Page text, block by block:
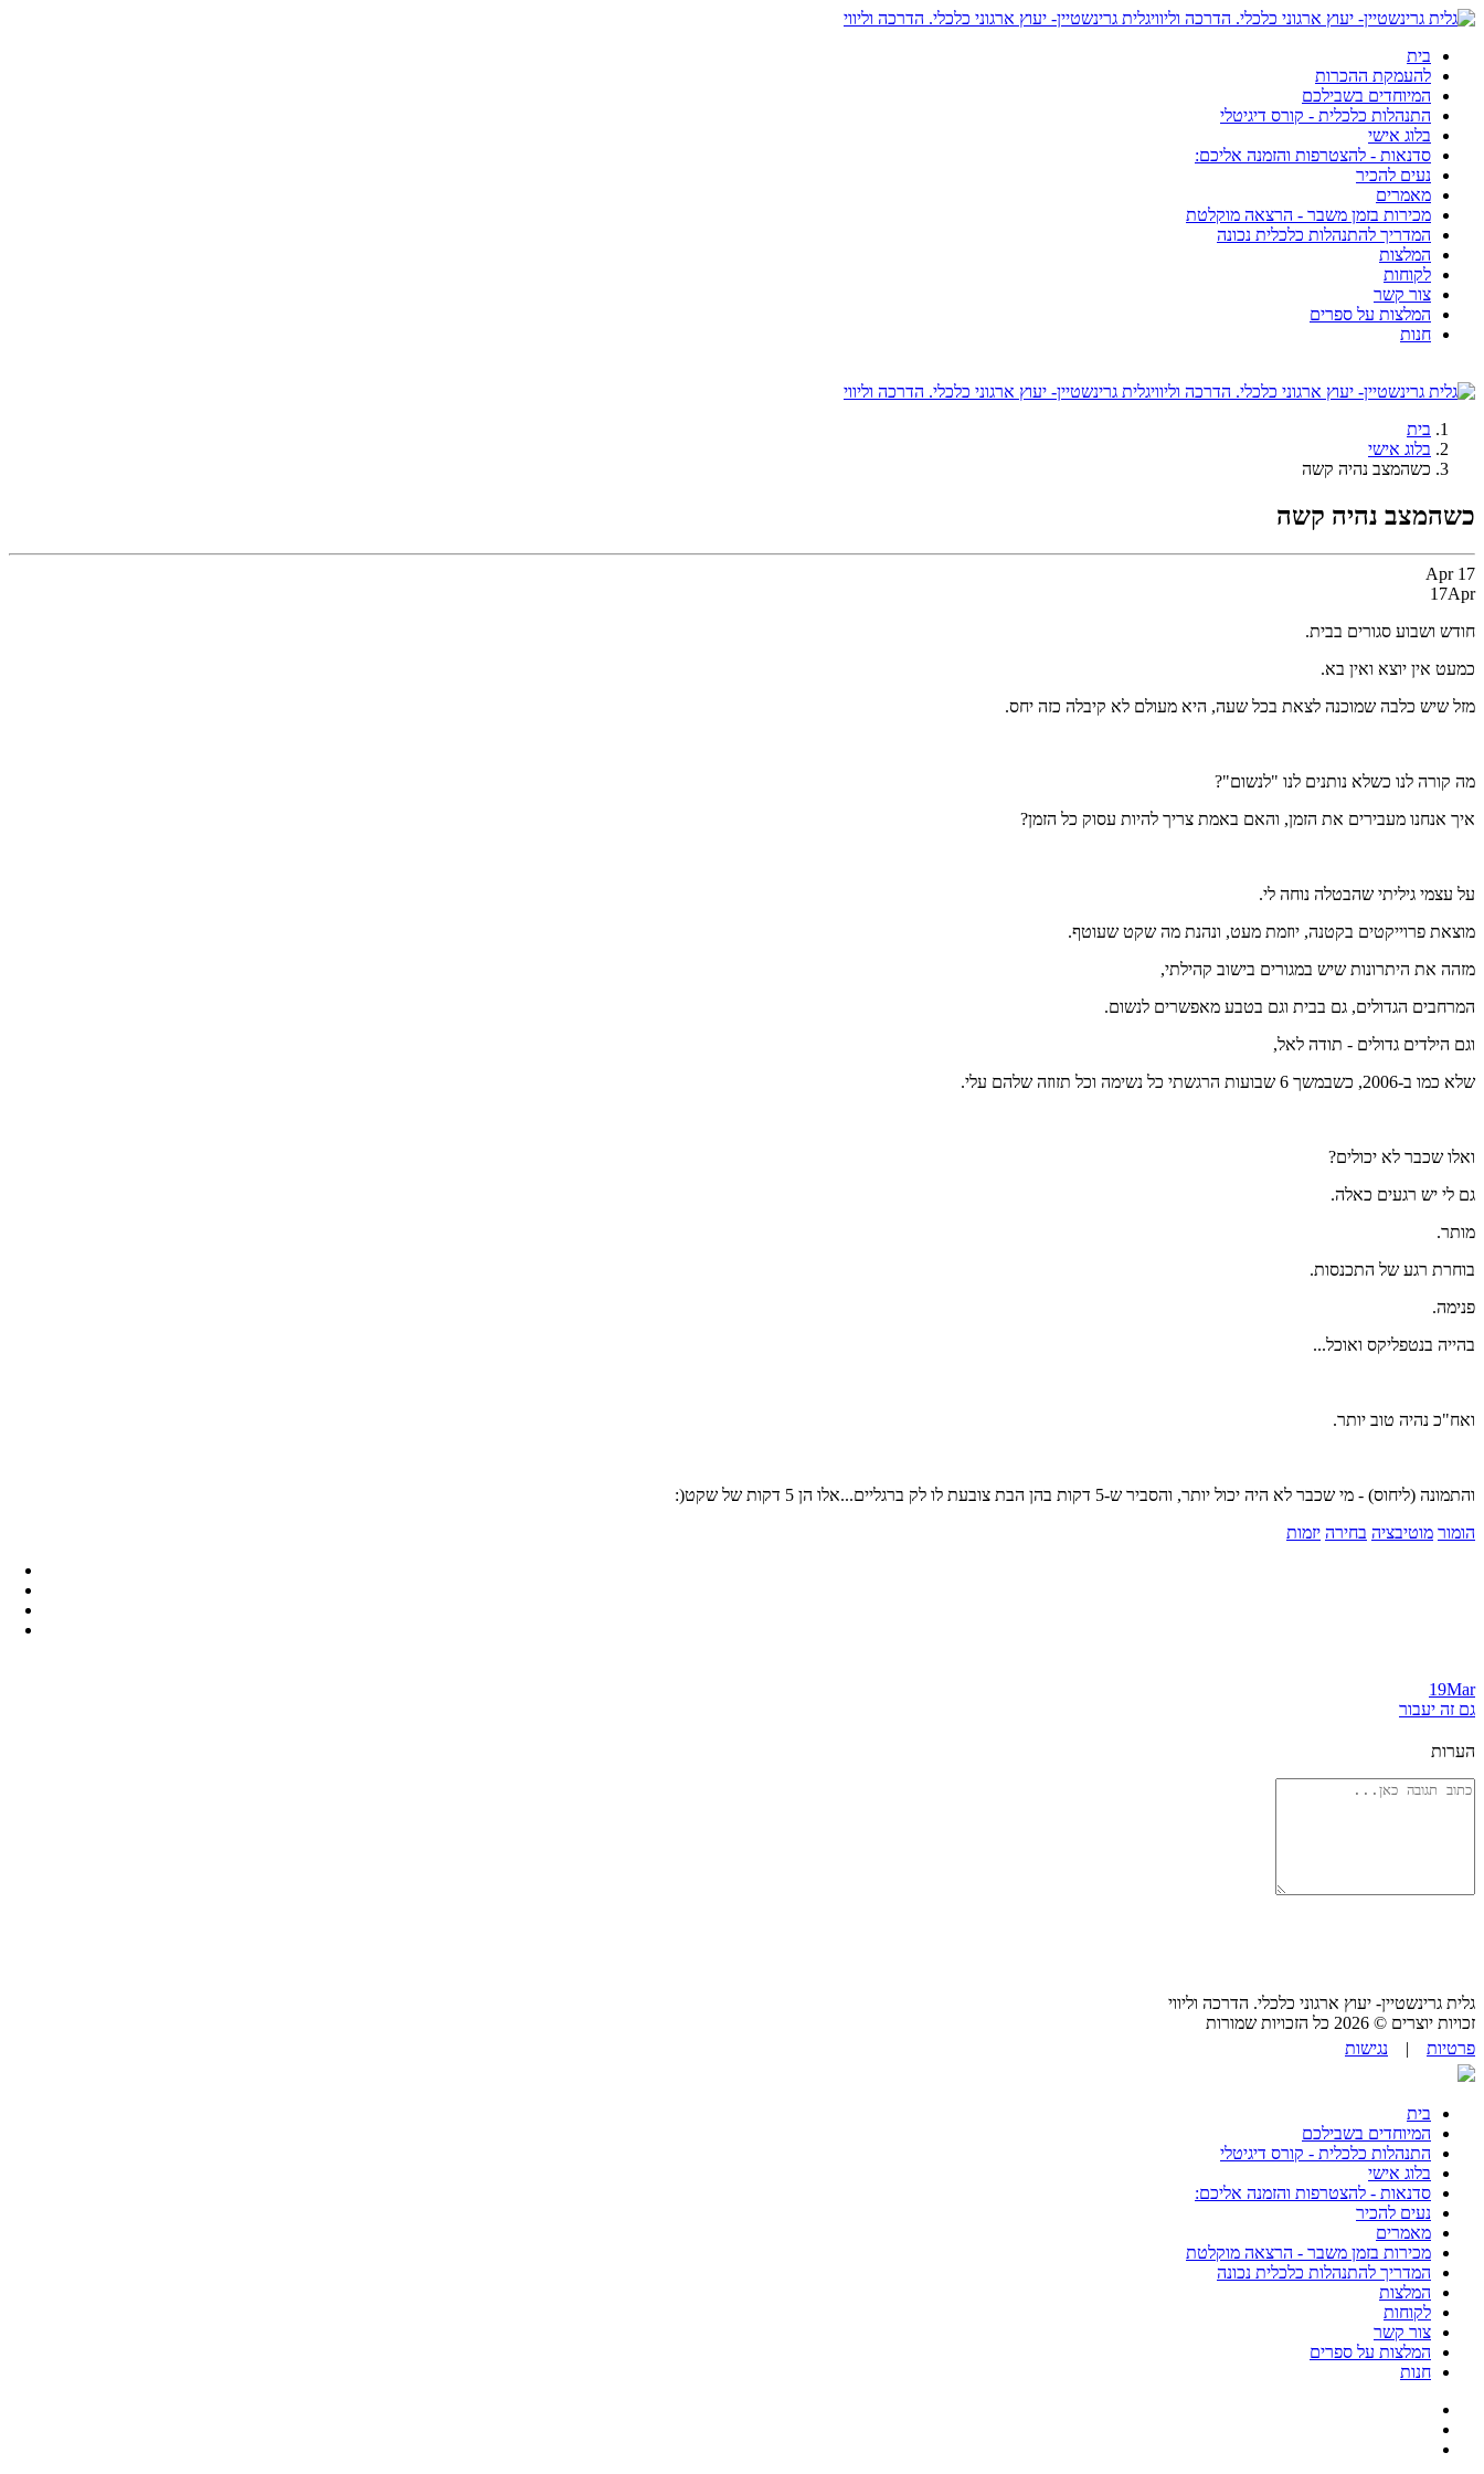
גלית גרינשטיין- יעוץ ארגוני כלכלי. הדרכה וליווי
בית
להעמקת ההכרות
המיוחדים בשבילכם
התנהלות כלכלית - קורס דיגיטלי
בלוג אישי
סדנאות - להצטרפות והזמנה אליכם:
נעים להכיר
מאמרים
מכירות בזמן משבר - הרצאה מוקלטת
המדריך להתנהלות כלכלית נכונה
המלצות
לקוחות
צור קשר
המלצות על ספרים
חנות
גלית גרינשטיין- יעוץ ארגוני כלכלי. הדרכה וליווי
בית
בלוג אישי
כשהמצב נהיה קשה
כשהמצב נהיה קשה
17
Apr
17Apr
חודש ושבוע סגורים בבית.
כמעט אין יוצא ואין בא.
מזל שיש כלבה שמוכנה לצאת בכל שעה, היא מעולם לא קיבלה כזה יחס.
מה קורה לנו כשלא נותנים לנו "לנשום"?
איך אנחנו מעבירים את הזמן, והאם באמת צריך להיות עסוק כל הזמן?
על עצמי גיליתי שהבטלה נוחה לי.
מוצאת פרוייקטים בקטנה, יוזמת מעט, ונהנת מה שקט שעוטף.
מזהה את היתרונות שיש במגורים בישוב קהילתי,
המרחבים הגדולים, גם בבית וגם בטבע מאפשרים לנשום.
וגם הילדים גדולים - תודה לאל,
שלא כמו ב-2006, כשבמשך 6 שבועות הרגשתי כל נשימה וכל תזוזה שלהם עלי.
ואלו שכבר לא יכולים?
גם לי יש רגעים כאלה.
מותר.
בוחרת רגע של התכנסות.
פנימה.
בהייה בנטפליקס ואוכל...
ואח"כ נהיה טוב יותר.
והתמונה (ליחוס) - מי שכבר לא היה יכול יותר, והסביר ש-5 דקות בהן הבת צובעת לו לק ברגליים...אלו הן 5 דקות של שקט(:
הומור מוטיבציה בחירה יזמות
19Mar
גם זה יעבור
הערות
גלית גרינשטיין- יעוץ ארגוני כלכלי. הדרכה וליווי
זכויות יוצרים © 2026 כל הזכויות שמורות
פרטיות | נגישות
בית
המיוחדים בשבילכם
התנהלות כלכלית - קורס דיגיטלי
בלוג אישי
סדנאות - להצטרפות והזמנה אליכם:
נעים להכיר
מאמרים
מכירות בזמן משבר - הרצאה מוקלטת
המדריך להתנהלות כלכלית נכונה
המלצות
לקוחות
צור קשר
המלצות על ספרים
חנות